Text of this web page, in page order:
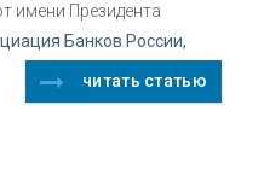
имени Президента
Банков России,
читать статью